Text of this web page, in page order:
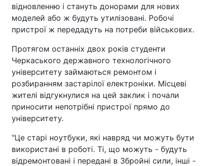
відновленню і стануть донорами для нових
моделей або ж будуть утилізовані. Робочі
пристрої ж передадуть на потреби військових.
Протягом останніх двох років студенти
Черкаського державного технологічного
університету займаються ремонтом і
розбиранням застарілої електроніки. Місцеві
жителі відгукнулися на цей заклик і почали
приносити непотрібні пристрої прямо до
університету.
"Це старі ноутбуки, які навряд чи можуть бути
використані в роботі. Ті, що можуть - будуть
відремонтовані і передані в Збройні сили, інші -